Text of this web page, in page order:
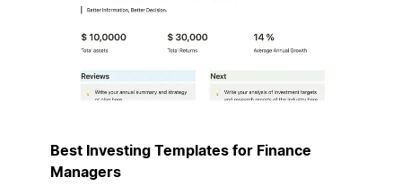
Best Investing Templates for Finance
Managers